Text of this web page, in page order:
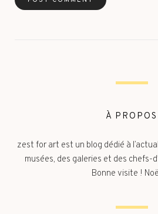
À PROPOS
zest for art est un blog dédié à
musées, des galeries et des
Bonne visite !